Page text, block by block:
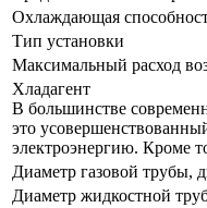
Охлаждающая
Тип установки
Максимальный расход
Хладагент
В большинстве
это
электроэнергию. Кроме
Диаметр газовой трубы,
Диаметр жидкостной